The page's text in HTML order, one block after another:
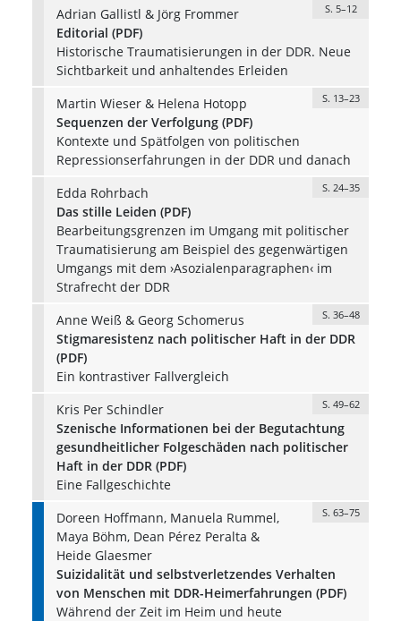
Adrian Gallistl & Jörg Frommer S. 5–12
Editorial (PDF)
Historische Traumatisierungen in der DDR. Neue
Sichtbarkeit und anhaltendes Erleiden
Martin Wieser & Helena Hotopp
S. 13–23
Sequenzen der Verfolgung (PDF)
Kontexte und Spätfolgen von politischen
Repressionserfahrungen in der DDR und danach
Edda Rohrbach
S. 24–35
Das stille Leiden (PDF)
Bearbeitungsgrenzen im Umgang mit politischer
Traumatisierung am Beispiel des gegenwärtigen
Umgangs mit dem ›Asozialenparagraphen‹ im
Strafrecht der DDR
Anne Weiß & Georg Schomerus
S. 36–48
Stigmaresistenz nach politischer Haft in der DDR
(PDF)
Ein kontrastiver Fallvergleich
Kris Per Schindler
S. 49–62
Szenische Informationen bei der Begutachtung
gesundheitlicher Folgeschäden nach politischer
Haft in der DDR (PDF)
Eine Fallgeschichte
Doreen Hoffmann, Manuela Rummel,
Maya Böhm, Dean Pérez Peralta &
Heide Glaesmer
S. 63–75
Suizidalität und selbstverletzendes Verhalten
von Menschen mit DDR-Heimerfahrungen (PDF)
Während der Zeit im Heim und heute